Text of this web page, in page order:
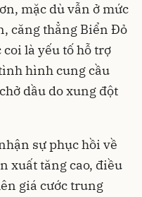
mặc dù vẫn ở mức
căng thẳng Biển Đỏ
là yếu tố hỗ trợ
hình cung cầu
dầu do xung đột
sự phục hồi về
xuất tăng cao, điều
giá cước trung